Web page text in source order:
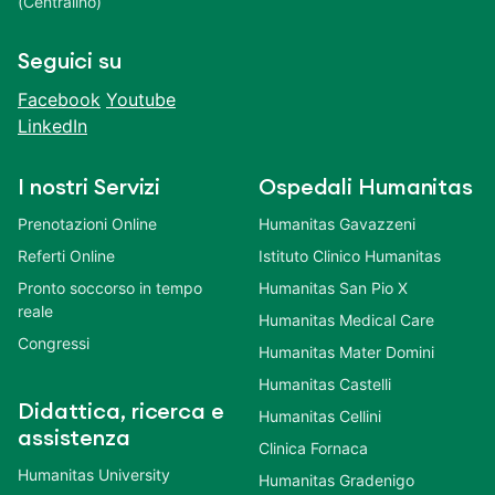
Seguici su
Facebook Youtube
LinkedIn
I nostri Servizi
Prenotazioni Online
Referti Online
Pronto soccorso in tempo
reale
Congressi
Didattica, ricerca e
assistenza
Humanitas University
Ospedali Humanitas
Humanitas Gavazzeni
Istituto Clinico Humanitas
Humanitas San Pio X
Humanitas Medical Care
Humanitas Mater Domini
Humanitas Castelli
Humanitas Cellini
Clinica Fornaca
Humanitas Gradenigo